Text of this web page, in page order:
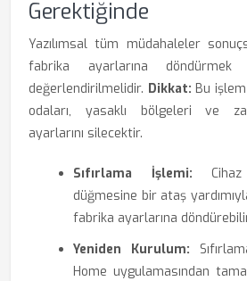
Gerektiğinde
Yazılımsal tüm müdahaleler
fabrika ayarlarına
değerlendirilmelidir. Dikkat: Bu
odaları, yasaklı bölgeleri ve
ayarlarını silecektir.
Sıfırlama İşlemi:
düğmesine bir ataş
fabrika ayarlarına
Yeniden Kurulum:
Home uygulamasından